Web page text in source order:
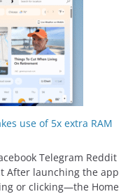
use of 5x extra RAM
Telegram Reddit
After launching the app
or clicking—the Home